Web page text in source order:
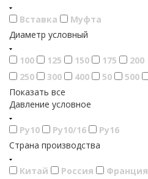
Вставка
Муфта
Диаметр условный
100 125 150 175
200
250
300 400 50 500
Показать все
Давление условное
Ру10 Ру10/16
Ру16
Страна производства
Китай Россия
Франция